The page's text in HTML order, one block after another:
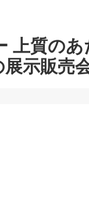
上質の
展示販売